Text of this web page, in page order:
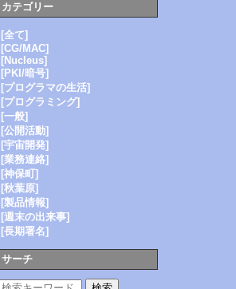
カテゴリー
[全て]
[CG/MAC]
[Nucleus]
[PKI/暗号]
[プログラマの生活]
[プログラミング]
[一般]
[公開活動]
[宇宙開発]
[業務連絡]
[神保町]
[秋葉原]
[製品情報]
[週末の出来事]
[長期署名]
サーチ